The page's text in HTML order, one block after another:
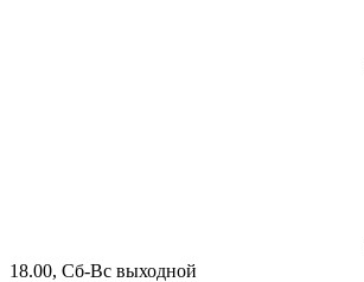
18.00, Сб-Вс выходной